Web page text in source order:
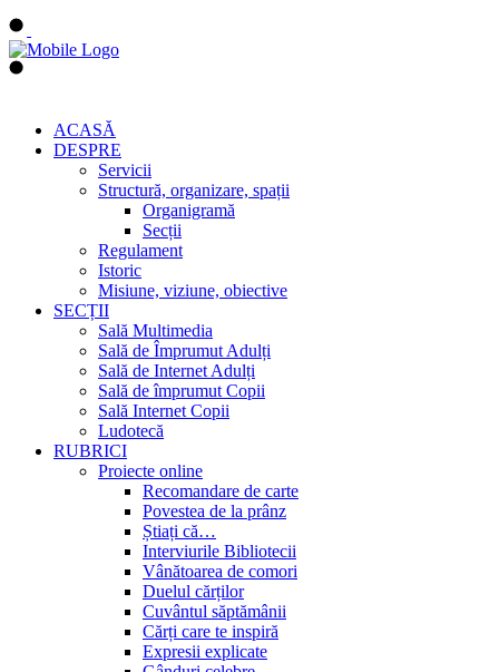
ACASĂ
DESPRE
Servicii
Structură, organizare, spații
Organigramă
Secții
Regulament
Istoric
Misiune, viziune, obiective
SECȚII
Sală Multimedia
Sală de Împrumut Adulți
Sală de Internet Adulți
Sală de împrumut Copii
Sală Internet Copii
Ludotecă
RUBRICI
Proiecte online
Recomandare de carte
Povestea de la prânz
Știați că…
Interviurile Bibliotecii
Vânătoarea de comori
Duelul cărților
Cuvântul săptămânii
Cărți care te inspiră
Expresii explicate